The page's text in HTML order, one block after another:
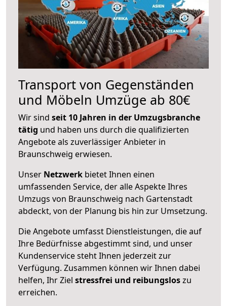
Transport von Gegenständen
und Möbeln Umzüge ab 80€
Wir sind seit 10 Jahren in der Umzugsbranche
tätig und haben uns durch die qualifizierten
Angebote als zuverlässiger Anbieter in
Braunschweig erwiesen.
Unser Netzwerk bietet Ihnen einen
umfassenden Service, der alle Aspekte Ihres
Umzugs von Braunschweig nach Gartenstadt
abdeckt, von der Planung bis hin zur Umsetzung.
Die Angebote umfasst Dienstleistungen, die auf
Ihre Bedürfnisse abgestimmt sind, und unser
Kundenservice steht Ihnen jederzeit zur
Verfügung. Zusammen können wir Ihnen dabei
helfen, Ihr Ziel stressfrei und reibungsloszu
erreichen.